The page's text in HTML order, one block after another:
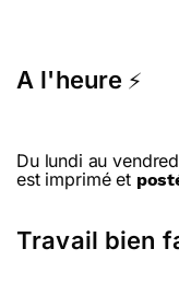
A l'heure ⚡
Du lundi au
est imprimé et
Travail bien